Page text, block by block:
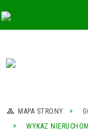
MAPA STRONY
WYKAZ